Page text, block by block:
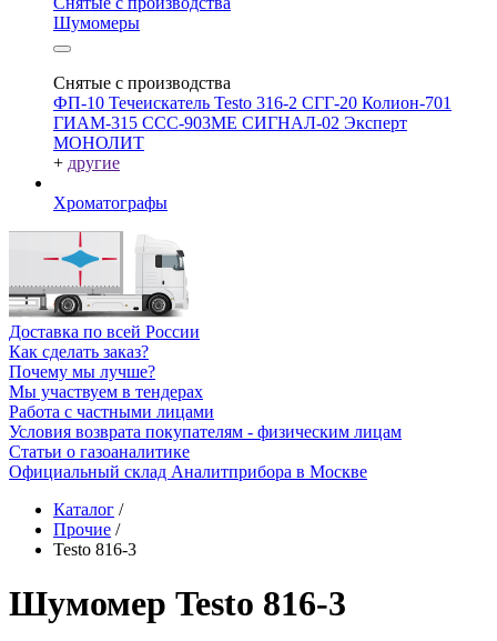
Шумомеры
Снятые с производства
ФП-10 Течеискатель Testo 316-2 СГГ-20 Колион-701
ГИАМ-315 ССС-903МЕ СИГНАЛ-02 Эксперт
МОНОЛИТ
+ другие
Хроматографы
Доставка по всей России
Как сделать заказ?
Почему мы лучше?
Мы участвуем в тендерах
Работа с частными лицами
Условия возврата покупателям - физическим лицам
Статьи о газоаналитике
Официальный склад Аналитприбора в Москве
Каталог /
Прочие /
Testo 816-3
Шумомер Testo 816-3